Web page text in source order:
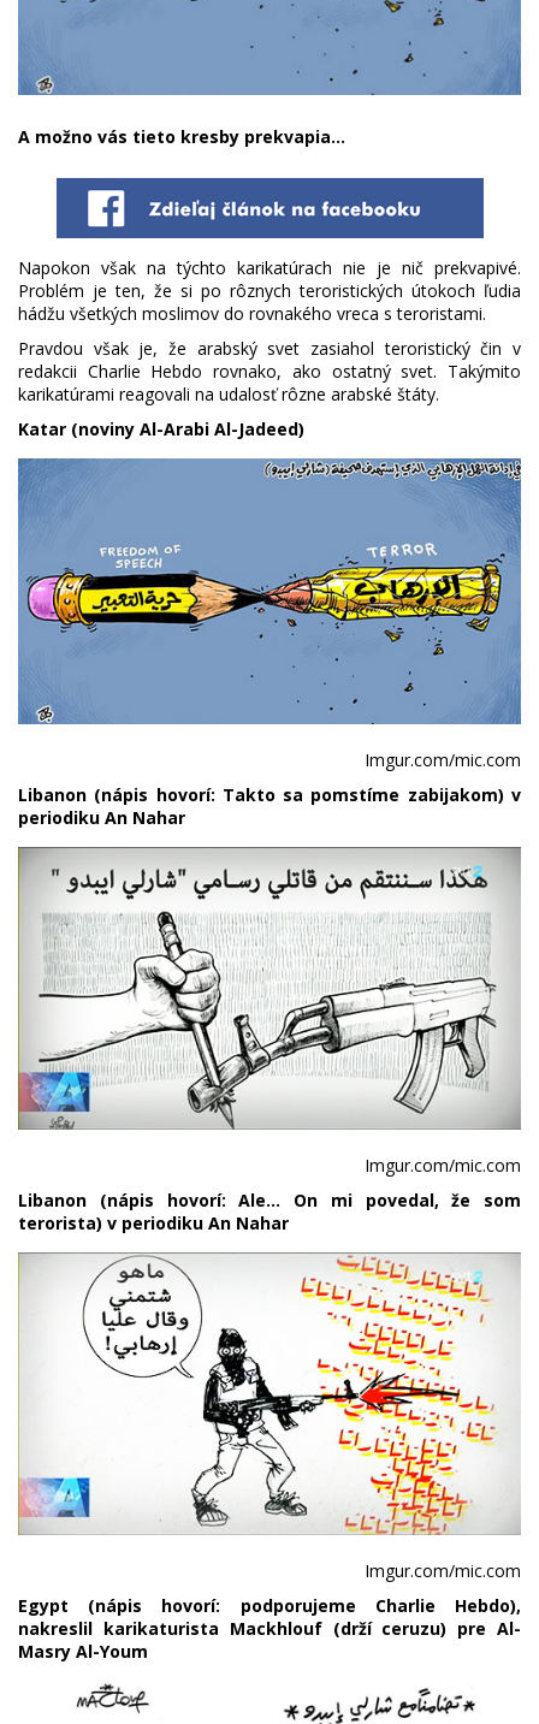
A možno vás tieto kresby prekvapia...
Napokon však na týchto karikatúrach nie je nič prekvapivé.
Problém je ten, že si po rôznych teroristických útokoch ľudia
hádžu všetkých moslimov do rovnakého vreca s teroristami.
Pravdou však je, že arabský svet zasiahol teroristický čin v
redakcii Charlie Hebdo rovnako, ako ostatný svet. Takýmito
karikatúrami reagovali na udalosť rôzne arabské štáty.
Katar (noviny Al-Arabi Al-Jadeed)
Imgur.com/mic.com
Libanon (nápis hovorí: Takto sa pomstíme zabijakom) v
periodiku An Nahar
Imgur.com/mic.com
Libanon (nápis hovorí: Ale... On mi povedal, že som
terorista) v periodiku An Nahar
Imgur.com/mic.com
Egypt (nápis hovorí: podporujeme Charlie Hebdo),
nakreslil karikaturista Mackhlouf (drží ceruzu) pre Al-
Masry Al-Youm